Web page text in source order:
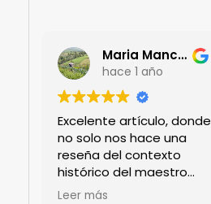
Maria Mancera
hace 1 año
Excelente artículo, donde
no solo nos hace una
reseña del contexto
histórico del maestro
jardinero japonés si no
Leer más